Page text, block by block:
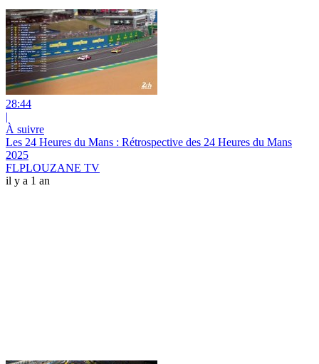
28:44
|
À suivre
Les 24 Heures du Mans : Rétrospective des 24 Heures du Mans
2025
FLPLOUZANE TV
il y a 1 an